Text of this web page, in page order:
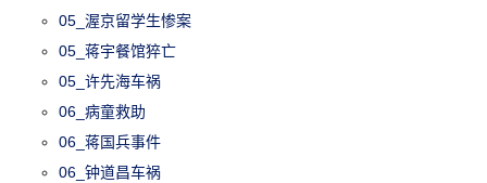
05_渥京留学生惨案
05_蒋宇餐馆猝亡
05_许先海车祸
06_病童救助
06_蒋国兵事件
06_钟道昌车祸